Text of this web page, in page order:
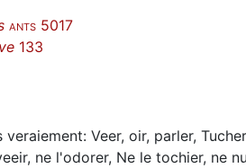
ANTS 5017
133
Veer, oir, parler,
ne l'odorer, Ne le tochier, ne